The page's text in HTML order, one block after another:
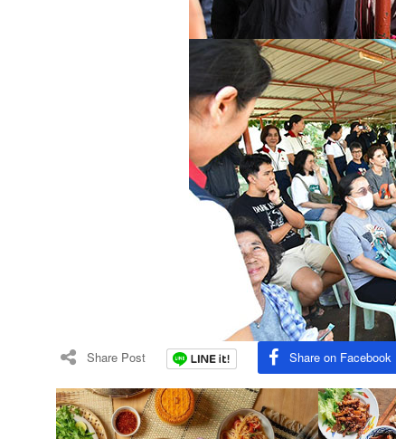
Share Post Share on Facebook